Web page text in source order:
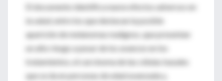
El documento identifica nueve efectos adversos en
la salud, entre los que destacan la posible
aparición de melanomas malignos, que presentan
un alto riesgo a pesar de los avances en los
tratamientos, el carcinoma de las células basales
que se da en personas de edad avanzada y,